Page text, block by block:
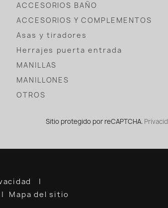
ACCESORIOS BAÑO
ACCESORIOS Y COMPLEMENTOS
Asas y tiradores
Herrajes puerta entrada
MANILLAS
MANILLONES
OTROS
Sitio protegido por reCAPTCHA.
Mapa del sitio